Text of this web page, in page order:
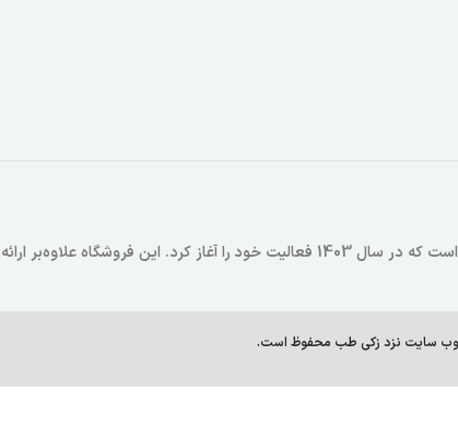
زکی طب یک فروشگاه اینترنتی است که در سال 1403 فعالیت خود را آغاز
وب سایت نزد زکی طب محفوظ است.